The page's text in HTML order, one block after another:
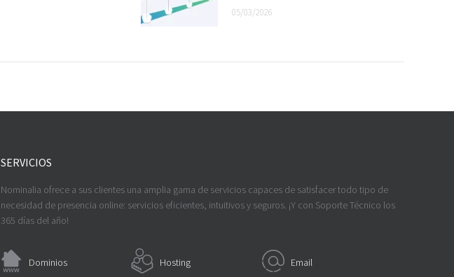
05/03/2026
SERVICIOS
Nominalia ofrece a sus clientes una amplia gama de servicios capaces de satisfacer todo tipo de
necesidad de presencia online: servicios eficientes, intuitivos y seguros. ¡Y con Soporte Técnico los
365 días del año!
Dominios Hosting Email